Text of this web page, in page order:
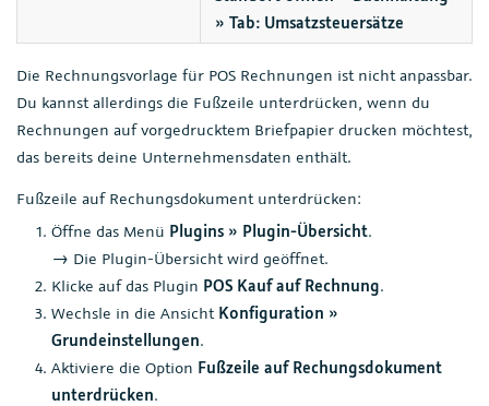
» Tab: Umsatzsteuersätze
Die Rechnungsvorlage für POS Rechnungen ist nicht anpassbar.
Du kannst allerdings die Fußzeile unterdrücken, wenn du
Rechnungen auf vorgedrucktem Briefpapier drucken möchtest,
das bereits deine Unternehmensdaten enthält.
Fußzeile auf Rechungsdokument unterdrücken:
Öffne das Menü Plugins » Plugin-Übersicht.
→ Die Plugin-Übersicht wird geöffnet.
Klicke auf das Plugin POS Kauf auf Rechnung.
Wechsle in die Ansicht Konfiguration »
Grundeinstellungen.
Aktiviere die Option Fußzeile auf Rechungsdokument
unterdrücken.